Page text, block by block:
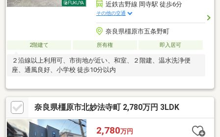
近鉄吉野線 岡寺駅 徒歩6分
その他の交通
奈良県橿原市五条野町
2階建て 所有権 即入居可
２沿線以上利用可、市街地が近い、和室、２階建、温水洗浄便
座、通風良好、小学校 徒歩10分以内
奈良県橿原市北妙法寺町 2,780万円 3LDK
2,780万円